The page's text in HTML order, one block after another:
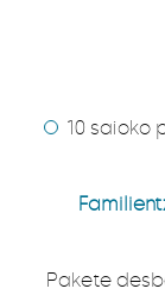
10 saioko
Pakete